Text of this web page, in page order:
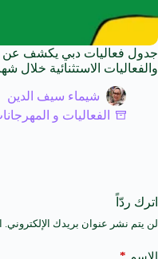
جدول فعاليات دبي يكشف عن
والفعاليات الاستثنائية
شيماء سيف الدين
الفعاليات و
اترك ردّاً
لن يتم نشر عنوان بريدك الإلكتروني.
*
A
t